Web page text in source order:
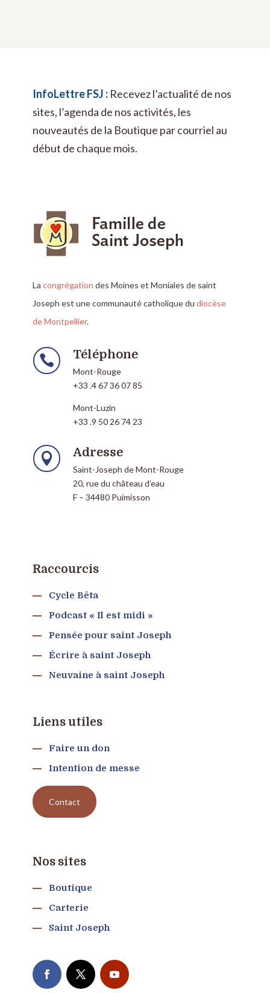
InfoLettre FSJ : Recevez l’actualité de nos
sites, l’agenda de nos activités, les
nouveautés de la Boutique par courriel au
début de chaque mois.
Lacongrégation des Moines et Moniales de saint
Joseph est une communauté catholique dudiocèse
de Montpellier.
 Téléphone
Mont-Rouge
+33 .4 67 36 07 85
Mont-Luzin
+33 .9 50 26 74 23
 Adresse
Saint-Joseph de Mont-Rouge
20, rue du château d’eau
F – 34480 Puimisson
Raccourcis
Cycle Bêta
Podcast « Il est midi »
Pensée pour saint Joseph
Écrire à saint Joseph
Neuvaine à saint Joseph
Liens utiles
Faire un don
Intention de messe
Contact
Nos sites
Boutique
Carterie
Saint Joseph